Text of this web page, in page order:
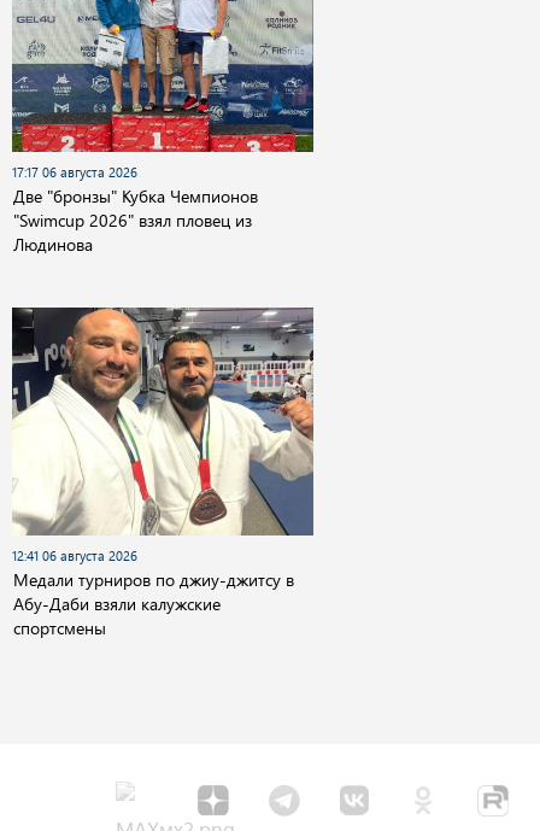
17:17 06 августа 2026
Две "бронзы" Кубка Чемпионов
"Swimcup 2026" взял пловец из
Людинова
12:41 06 августа 2026
Медали турниров по джиу-джитсу в
Абу-Даби взяли калужские
спортсмены